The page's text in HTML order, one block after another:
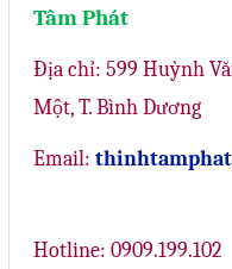
Tâm Phát
Địa chỉ: 599 Huỳnh
Một, T. Bình Dương
Email:
Hotline: 0909.199.102